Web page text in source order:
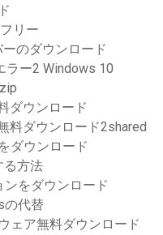
リー
のダウンロード
ラー2 Windows 10
ダウンロード
料ダウンロード2shared
ダウンロード
る方法
をダウンロード
の代替
ェア無料ダウンロード